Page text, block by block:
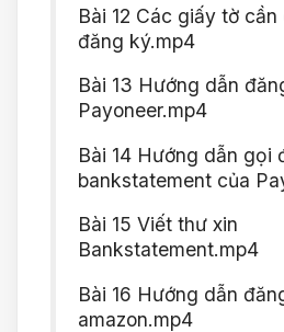
Bài 12 Các giấy tờ
đăng ký.mp4
Bài 13 Hướng dẫn
Payoneer.mp4
Bài 14 Hướng dẫn gọi
bankstatement của
Bài 15 Viết thư xin
Bankstatement.mp4
Bài 16 Hướng dẫn
amazon.mp4